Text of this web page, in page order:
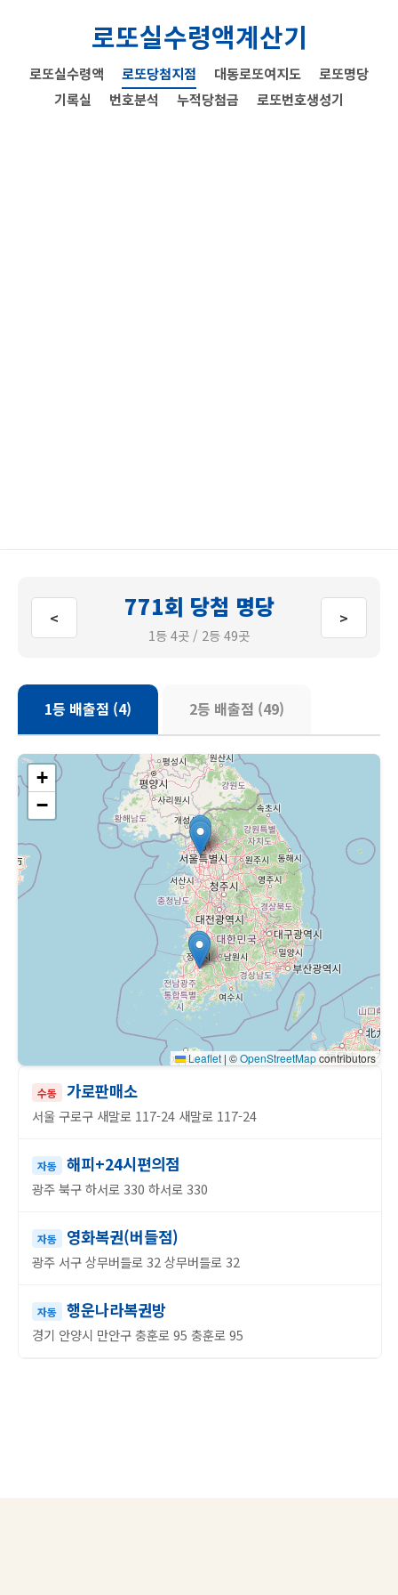
로또실수령액계산기
로또실수령액 로또당첨지점 대동로또여지도
로또명당
기록실
번호분석 누적당첨금 로또번호생성기
< 771회 당첨 명당
1등 4곳 / 2등 49곳
>
1등 배출점 (4) 2등 배출점 (49)
수동 가로판매소
서울 구로구 새말로 117-24 새말로 117-24
자동 해피+24시편의점
광주 북구 하서로 330 하서로 330
자동 영화복권(버들점)
광주 서구 상무버들로 32 상무버들로 32
자동 행운나라복권방
경기 안양시 만안구 충훈로 95 충훈로 95
+
−
Leaflet | ©OpenStreetMapcontributors